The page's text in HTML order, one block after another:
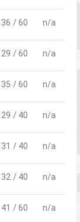
36 / 60 n/a
29 / 60 n/a
35 / 60 n/a
29 / 40 n/a
31 / 40 n/a
32 / 40 n/a
41 / 60 n/a